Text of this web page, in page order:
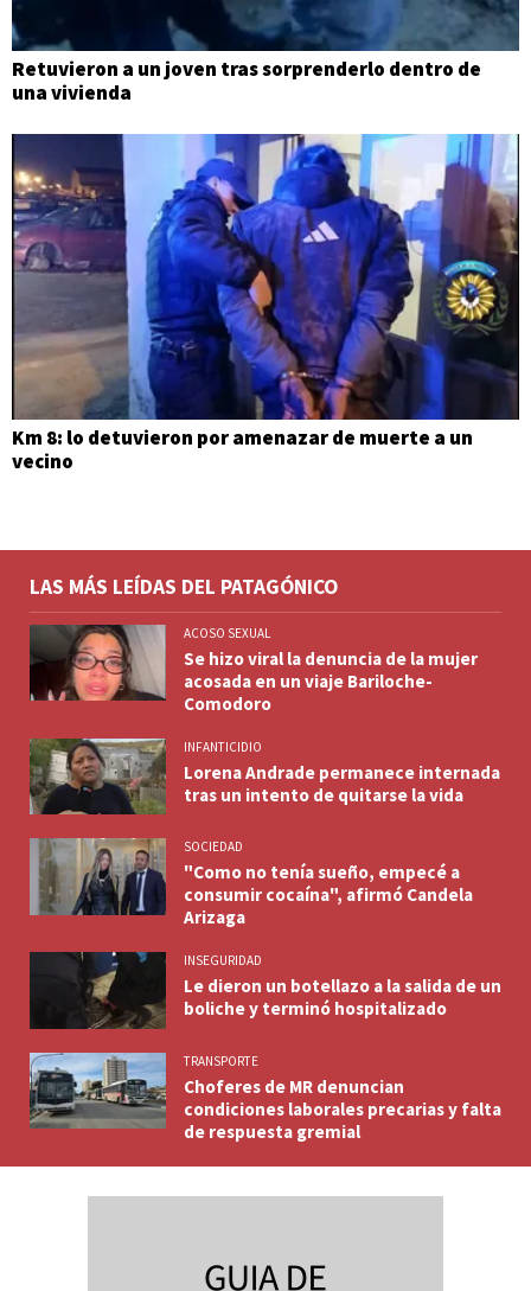
Retuvieron a un joven tras sorprenderlo dentro de
una vivienda
Km 8: lo detuvieron por amenazar de muerte a un
vecino
LAS MÁS LEÍDAS DEL PATAGÓNICO
ACOSO SEXUAL
Se hizo viral la denuncia de la mujer
acosada en un viaje Bariloche-
Comodoro
INFANTICIDIO
Lorena Andrade permanece internada
tras un intento de quitarse la vida
SOCIEDAD
"Como no tenía sueño, empecé a
consumir cocaína", afirmó Candela
Arizaga
INSEGURIDAD
Le dieron un botellazo a la salida de un
boliche y terminó hospitalizado
TRANSPORTE
Choferes de MR denuncian
condiciones laborales precarias y falta
de respuesta gremial